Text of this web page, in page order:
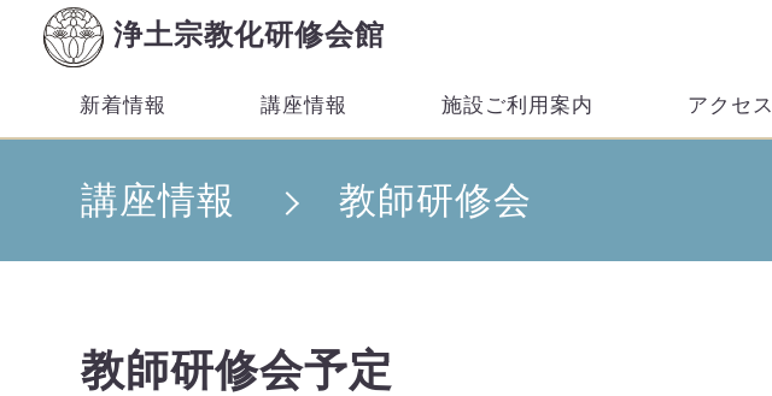
浄土宗教化研修会館
新着情報 講座情報 施設ご利用案内 アクセス
講座情報 教師研修会
教師研修会予定